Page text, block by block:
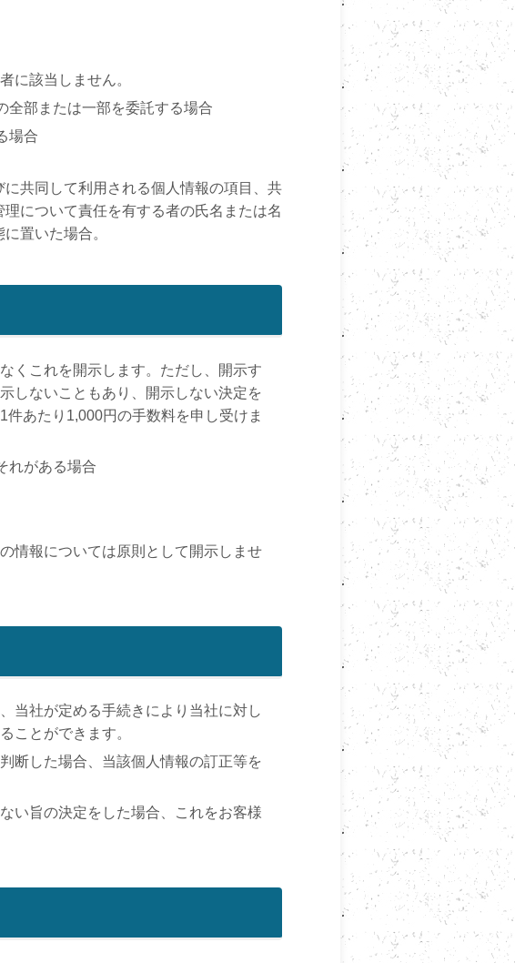
に該当しません。
全部または一部を委託する場合
場合
共同して利用される個人情報の項目、共
について責任を有する者の氏名または名
置いた場合。
くこれを開示します。ただし、開示す
しないこともあり、開示しない決定を
あたり1,000円の手数料を申し受けま
れがある場合
情報については原則として開示しませ
当社が定める手続きにより当社に対し
ことができます。
断した場合、当該個人情報の訂正等を
い旨の決定をした場合、これをお客様